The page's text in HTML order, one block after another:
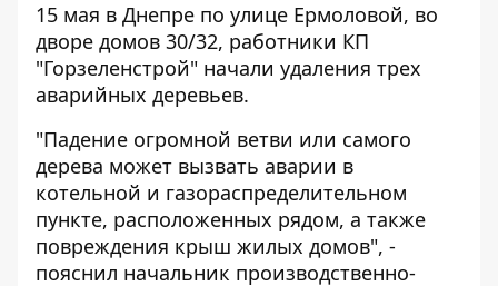
15 мая в Днепре по улице Ермоловой, во
дворе домов 30/32, работники КП
"Горзеленстрой" начали удаления трех
аварийных деревьев.
"Падение огромной ветви или самого
дерева может вызвать аварии в
котельной и газораспределительном
пункте, расположенных рядом, а также
повреждения крыш жилых домов", -
пояснил начальник производственно-